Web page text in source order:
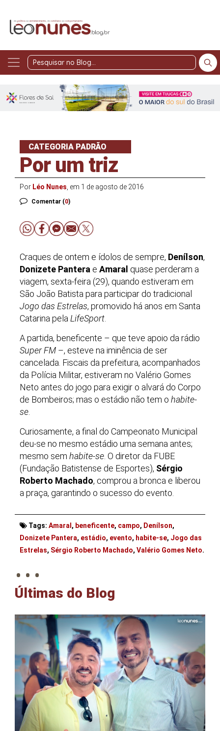
Pesquisar
Blog
CATEGORIA PADRÃO
Por um triz
Por Léo Nunes , em 1 de agosto de 2016
Comentar (0)
Craques de ontem e ídolos de sempre, Denílson,
Donizete Pantera e Amaral quase perderam a
viagem, sexta-feira (29), quando estiveram em
São João Batista para participar do tradicional
Jogo das Estrelas, promovido há anos em Santa
Catarina pela LifeSport
A partida, beneficente – que teve apoio da rádio
Super FM –, esteve na iminência de ser
cancelada. Fiscais da prefeitura, acompanhados
da Polícia Militar, estiveram no Valério Gomes
Neto antes do jogo para exigir o alvará do Corpo
de Bombeiros; mas o estádio não tem o habite-
se
Curiosamente, a final do Campeonato Municipal
deu-se no mesmo estádio uma semana antes;
mesmo sem habite-se. O diretor da FUBE
(Fundação Batistense de Esportes), Sérgio
Roberto Machado, comprou a bronca e liberou
a praça, garantindo o sucesso do evento.
Tags: Amaral, beneficente, campo, Denílson,
Donizete Pantera, estádio, evento, habite-se, Jogo das
Estrelas, Sérgio Roberto Machado, Valério Gomes Neto.
. . .
Últimas do Blog